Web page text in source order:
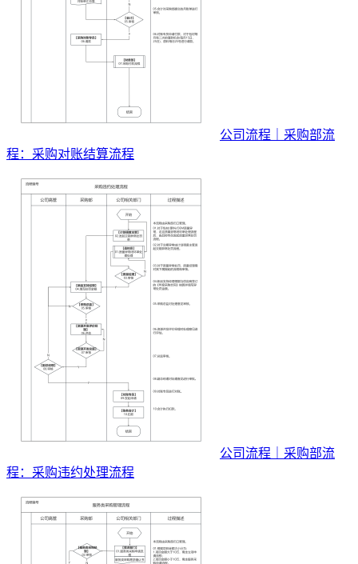
公司流程｜采购部流
程：采购对账结算流程
公司流程｜采购部流
程：采购违约处理流程